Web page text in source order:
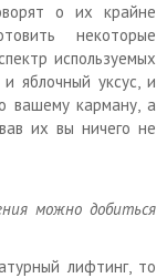
о их крайне
некоторые
используемых
яблочный уксус, и
вашему карману, а
их вы ничего не
можно добиться
лифтинг, то